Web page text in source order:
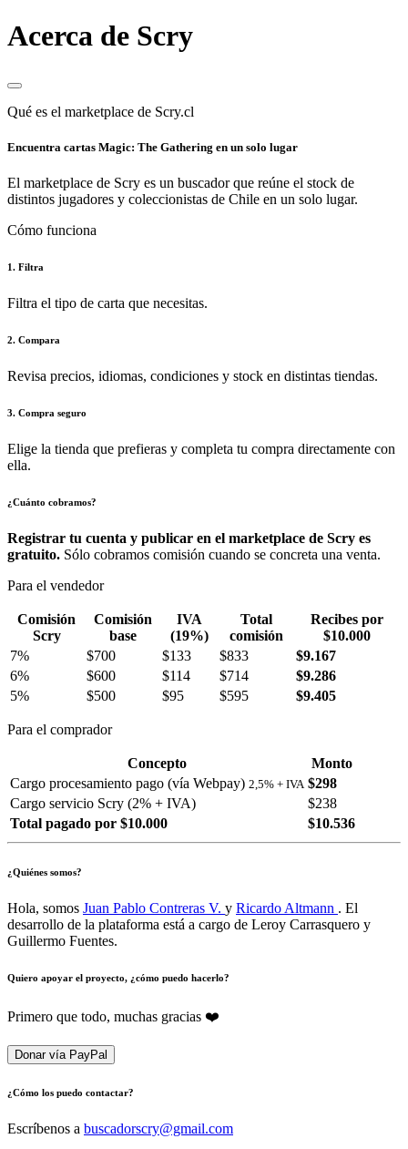
Acerca de Scry
Qué es el marketplace de Scry.cl
Encuentra cartas Magic: The Gathering en un solo lugar
El marketplace de Scry es un buscador que reúne el stock de
distintos jugadores y coleccionistas de Chile en un solo lugar.
Cómo funciona
1. Filtra
Filtra el tipo de carta que necesitas.
2. Compara
Revisa precios, idiomas, condiciones y stock en distintas tiendas.
3. Compra seguro
Elige la tienda que prefieras y completa tu compra directamente con
ella.
¿Cuánto cobramos?
Registrar tu cuenta y publicar en el marketplace de Scry es
gratuito. Sólo cobramos comisión cuando se concreta una venta.
Para el vendedor
Comisión
Scry
Comisión
base
IVA
(19%)
Total
comisión
Recibes por
$10.000
7%
$700 $133 $833
$9.167
6%
$600 $114 $714
$9.286
5%
$500 $95 $595 $9.405
Para el comprador
Concepto
Monto
Cargo procesamiento pago (vía Webpay) 2,5% + IVA $298
Cargo servicio Scry (2% + IVA)
$238
Total pagado por $10.000
$10.536
¿Quiénes somos?
Hola, somos Juan Pablo Contreras V. y Ricardo Altmann . El
desarrollo de la plataforma está a cargo de Leroy Carrasquero y
Guillermo Fuentes.
Quiero apoyar el proyecto, ¿cómo puedo hacerlo?
Primero que todo, muchas gracias ❤️
Donar vía PayPal
¿Cómo los puedo contactar?
Escríbenos a buscadorscry@gmail.com